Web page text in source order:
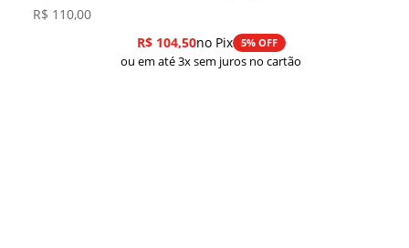
R$ 110,00
R$104,50no Pix 5% OFF
ou em até 3x sem juros no cartão